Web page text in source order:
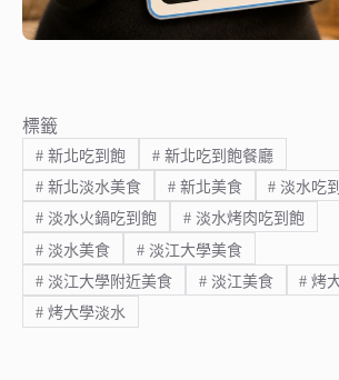
標籤
#新北吃到飽 #新北吃到飽餐廳
#新北淡水美食 #新北美食 # 淡水吃
#淡水火鍋吃到飽 #淡水烤肉吃到飽
#淡水美食 #淡江大學美食
#淡江大學附近美食 #淡江美食 # 烤
#烤大學淡水